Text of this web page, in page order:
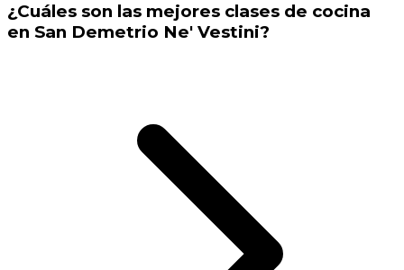
¿Cuáles son las mejores clases de cocina
en San Demetrio Ne' Vestini?